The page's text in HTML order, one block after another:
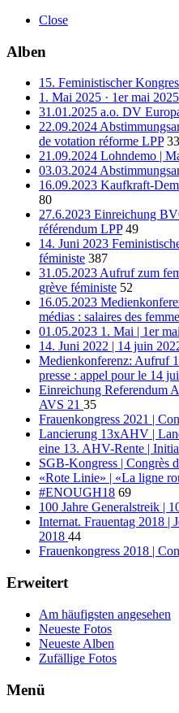
Close
Alben
15. Feministischer
1. Mai 2025 · 1er mai 2025
31.01.2025 a.o. DV
22.09.2024
de votation réforme LPP 33
21.09.2024 Lohndemo |
03.03.2024
16.09.2023 Kaufkraft-
80
27.6.2023 Einreichung
référendum LPP 49
14. Juni 2023
féministe 387
31.05.2023 Aufruf zum
grève féministe 52
16.05.2023
médias : salaires des
01.05.2023 1. Mai | 1er
14. Juni 2022 | 14 juin
Medienkonferenz: Aufruf
presse : appel pour le 14
Einreichung Referendum
AVS 21 35
Frauenkongress 2021 |
Lancierung 13xAHV |
eine 13. AHV-Rente |
SGB-Kongress | Congrès
«Rote Linie» | «La ligne
#ENOUGH18 69
100 Jahre Generalstreik |
Internat. Frauentag 2018 |
2018 44
Frauenkongress 2018 |
Erweitert
Am häufigsten angesehen
Neueste Fotos
Neueste Alben
Zufällige Fotos
Menü